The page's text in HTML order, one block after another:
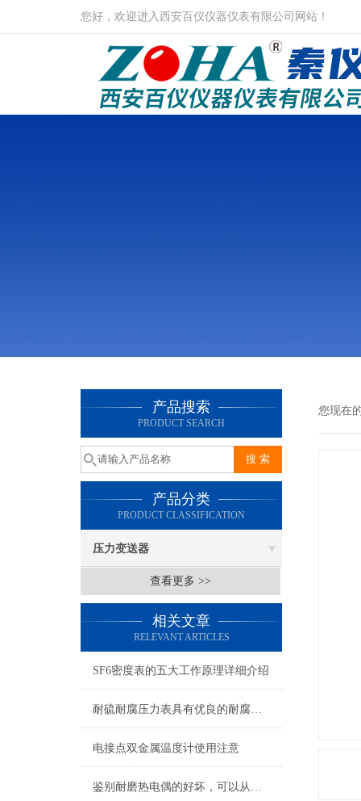
您好，欢迎进入西安百仪仪器仪表有限公司网站！
产品搜索
PRODUCT SEARCH
产品分类
PRODUCT CLASSIFICATION
压力变送器
查看更多 >>
相关文章
RELEVANT ARTICLES
SF6密度表的五大工作原理详细介绍
耐硫耐腐压力表具有优良的耐腐蚀性能
电接点双金属温度计使用注意
鉴别耐磨热电偶的好坏，可以从这五个点入手
您现在